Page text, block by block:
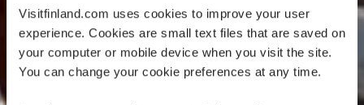
Visitfinland.com uses cookies to improve your user
experience. Cookies are small text files that are saved on
your computer or mobile device when you visit the site.
You can change your cookie preferences at any time.